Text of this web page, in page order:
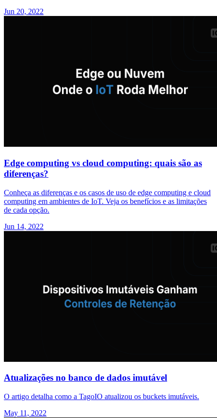
Jun 20, 2022
Edge computing vs cloud computing: quais são as
diferenças?
Conheça as diferenças e os casos de uso de edge computing e cloud
computing em ambientes de IoT. Veja os benefícios e as limitações
de cada opção.
Jun 14, 2022
Atualizações no banco de dados imutável
O artigo detalha como a TagoIO atualizou os buckets imutáveis.
May 11, 2022